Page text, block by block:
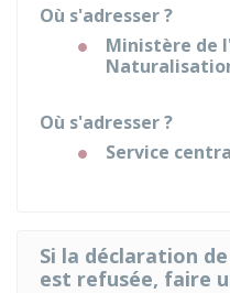
Où s'adresser ?
Ministère de
Où s'adresser ?
Service
Si la déclaration
est refusée, faire